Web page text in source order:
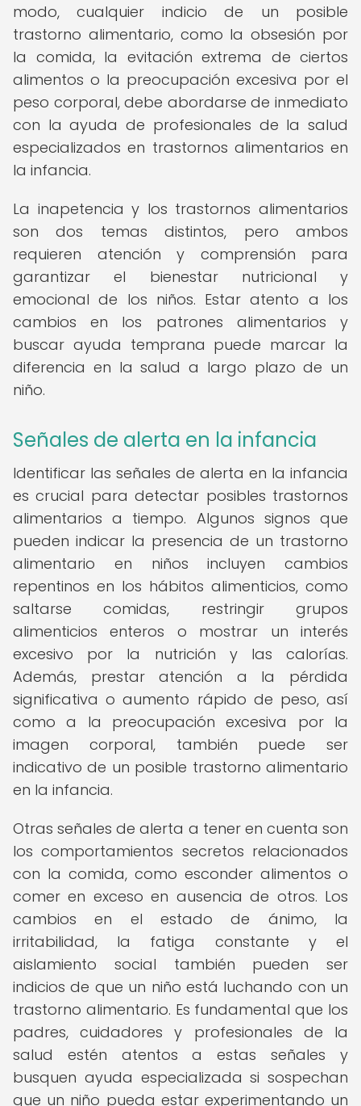
modo, cualquier indicio de un posible
trastorno alimentario, como la obsesión por
la comida, la evitación extrema de ciertos
alimentos o la preocupación excesiva por el
peso corporal, debe abordarse de inmediato
con la ayuda de profesionales de la salud
especializados en trastornos alimentarios en
la infancia.
La inapetencia y los trastornos alimentarios
son dos temas distintos, pero ambos
requieren atención y comprensión para
garantizar el bienestar nutricional y
emocional de los niños. Estar atento a los
cambios en los patrones alimentarios y
buscar ayuda temprana puede marcar la
diferencia en la salud a largo plazo de un
niño.
Señales de alerta en la infancia
Identificar las señales de alerta en la infancia
es crucial para detectar posibles trastornos
alimentarios a tiempo. Algunos signos que
pueden indicar la presencia de un trastorno
alimentario en niños incluyen cambios
repentinos en los hábitos alimenticios, como
saltarse comidas, restringir grupos
alimenticios enteros o mostrar un interés
excesivo por la nutrición y las calorías.
Además, prestar atención a la pérdida
significativa o aumento rápido de peso, así
como a la preocupación excesiva por la
imagen corporal, también puede ser
indicativo de un posible trastorno alimentario
en la infancia.
Otras señales de alerta a tener en cuenta son
los comportamientos secretos relacionados
con la comida, como esconder alimentos o
comer en exceso en ausencia de otros. Los
cambios en el estado de ánimo, la
irritabilidad, la fatiga constante y el
aislamiento social también pueden ser
indicios de que un niño está luchando con un
trastorno alimentario. Es fundamental que los
padres, cuidadores y profesionales de la
salud estén atentos a estas señales y
busquen ayuda especializada si sospechan
que un niño pueda estar experimentando un